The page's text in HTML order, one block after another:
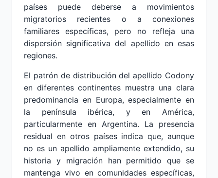
países puede deberse a movimientos
migratorios recientes o a conexiones
familiares específicas, pero no refleja una
dispersión significativa del apellido en esas
regiones.
El patrón de distribución del apellido Codony
en diferentes continentes muestra una clara
predominancia en Europa, especialmente en
la península ibérica, y en América,
particularmente en Argentina. La presencia
residual en otros países indica que, aunque
no es un apellido ampliamente extendido, su
historia y migración han permitido que se
mantenga vivo en comunidades específicas,